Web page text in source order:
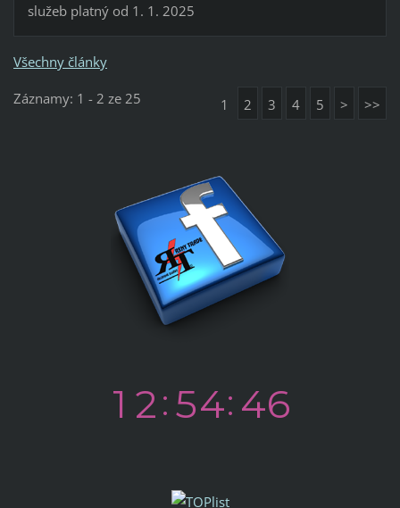
služeb platný od 1. 1. 2025
Všechny články
Záznamy: 1 - 2 ze 25 1 2 3 4 5 > >>